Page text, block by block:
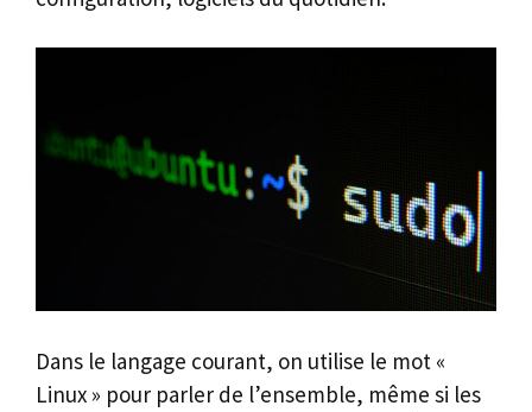
Dans le langage courant, on utilise le mot «
Linux » pour parler de l’ensemble, même si les